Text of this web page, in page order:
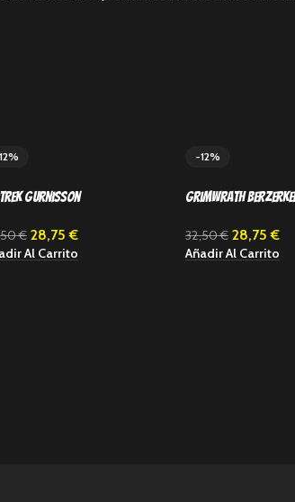
Gurnisson
€ 28,75€
Al Carrito
-12%
Grimwrath
32,50€ 28,75€
Añadir Al Carrito